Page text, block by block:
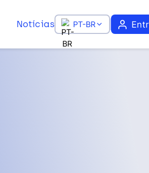
Notícias PT-BR